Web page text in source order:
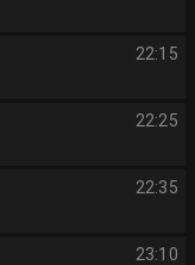
22:15
22:25
22:35
23:10